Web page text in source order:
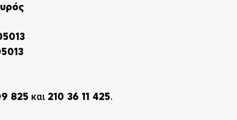
825 και 210 36 11 425.